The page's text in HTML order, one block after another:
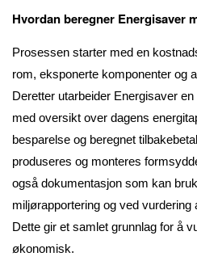
Hvordan beregner Energisaver
Prosessen starter med en
rom, eksponerte komponenter og
Deretter utarbeider Energisaver
med oversikt over dagens
besparelse og beregnet
produseres og monteres
også dokumentasjon som kan
miljørapportering og ved vurdering
Dette gir et samlet grunnlag for å
økonomisk.